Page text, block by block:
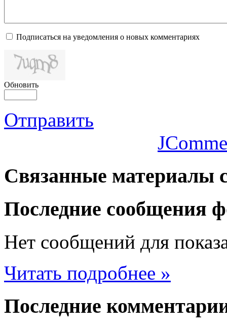
Подписаться на уведомления о новых комментариях
Обновить
Отправить
Связанные материалы
Последние сообщения
Нет сообщений для
Читать подробнее »
Последние